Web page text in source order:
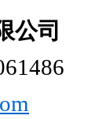
公司